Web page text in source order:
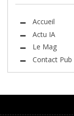
Accueil
Actu IA
Le Mag
Contact Pub